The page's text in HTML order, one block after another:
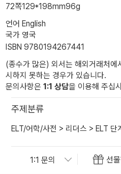
72쪽129*198mm96g
언어 English
국가 영국
ISBN 9780194267441
(종수가 많은) 외서는 해외거래처에
시하지 못하는 경우가 있습니다.
문의사항은 1:1 상담을 이용해 주십
주제분류
ELT/어학/사전 > 리더스 > ELT 단
선물